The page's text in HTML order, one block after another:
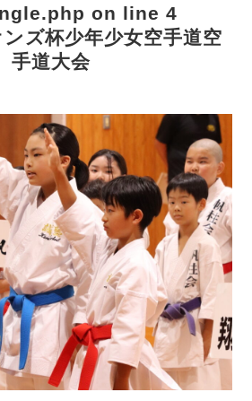
on line 4
ズ杯少年少女空手道空
手道大会